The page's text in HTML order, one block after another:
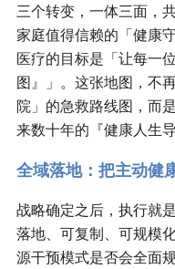
三个转变，一体三面，
家庭值得信赖的「健康
医疗的目标是「让每一
图』」。这张地图，不
院」的急救路线图，而
来数十年的『健康人生导
全域落地：把主动健
战略确定之后，执行就
落地、可复制、可规模
源干预模式是否会全面